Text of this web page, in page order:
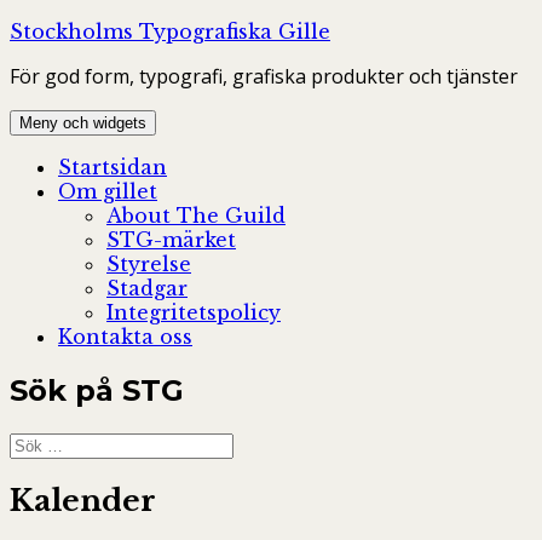
Hoppa
innehåll
Stockholms Typografiska Gille
För god form, typografi, grafiska produkter och tjänster
Meny och widgets
Startsidan
Om gillet
About The Guild
STG-märket
Styrelse
Stadgar
Integritetspolicy
Kontakta oss
Sök på STG
Sök
efter:
Kalender